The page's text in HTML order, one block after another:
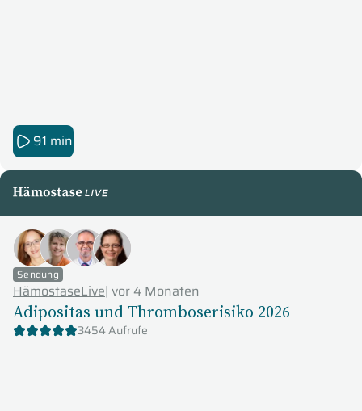
91 min
HämostaseLive
Sendung
HämostaseLive| vor 4 Monaten
Adipositas und Thromboserisiko 2026
3454 Aufrufe